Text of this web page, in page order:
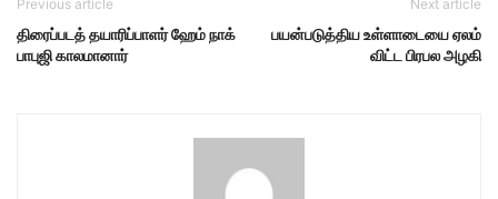
Previous article
திரைப்படத் தயாரிப்பாளர் ஹேம் நாக்
பாபுஜி காலமானார்
Next article
பயன்படுத்திய உள்ளாடையை ஏலம்
விட்ட பிரபல அழகி